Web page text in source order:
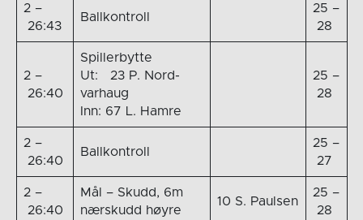
2 –
26:43
Ballkontroll
25 –
28
2 –
26:40
Spillerbytte
Ut: 23 P. Nord-
varhaug
Inn: 67 L. Hamre
25 –
28
2 –
26:40
Ballkontroll
25 –
27
2 –
26:40
Mål – Skudd, 6m
nærskudd høyre
10 S. Paulsen
25 –
28